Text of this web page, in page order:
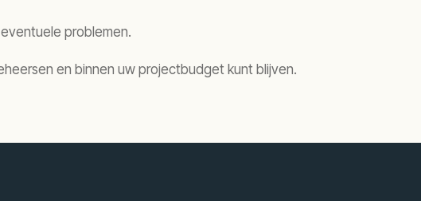
problemen.
en binnen uw projectbudget kunt blijven.